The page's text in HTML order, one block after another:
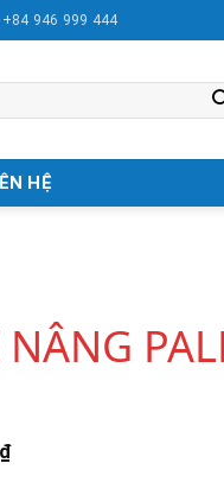
+84 946 999 444
HỆ
NÂNG
₫